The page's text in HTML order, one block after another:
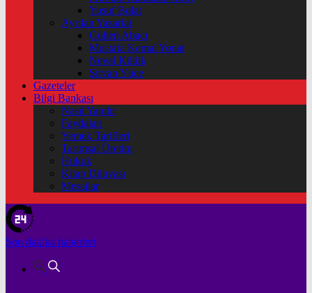
Yusuf Bolat
Ayrılan Yazarlar
Gülten Abacı
Mustafa Kemal Yonat
Neval Kütük
Şirvan Yüce
Gazeteler
Bilgi Bankası
Nasıl Yapılır
Faydaları
Yemek Tarifleri
Tarımsal Üretim
Hukuk
Kitap Dünyası
Mesajlar
Son dakika haberleri